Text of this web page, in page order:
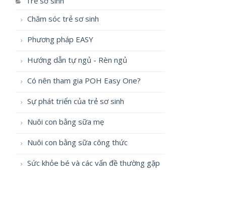
Chăm sóc trẻ sơ sinh
Phương pháp EASY
Hướng dẫn tự ngủ - Rèn ngủ
Có nên tham gia POH Easy One?
Sự phát triển của trẻ sơ sinh
Nuôi con bằng sữa mẹ
Nuôi con bằng sữa công thức
Sức khỏe bé và các vấn đề thường gặp